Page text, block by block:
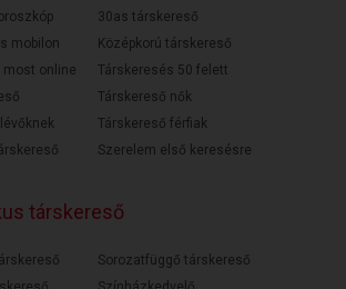
mobilon
most online
30as társkereső
Középkorú társkereső
Társkeresés 50 felett
Társkereső nők
Társkereső férfiak
Szerelem első keresésre
társkereső
Sorozatfüggő társkereső